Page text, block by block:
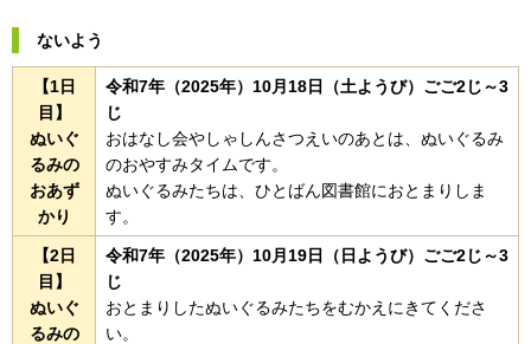
ないよう
【1日
目】
ぬいぐ
るみの
おあず
かり
令和7年（2025年）10月18日（土ようび）ごご2じ～3
じ
おはなし会やしゃしんさつえいのあとは、ぬいぐるみ
のおやすみタイムです。
ぬいぐるみたちは、ひとばん図書館におとまりしま
す。
【2日
目】
ぬいぐ
るみの
令和7年（2025年）10月19日（日ようび）ごご2じ～3
じ
おとまりしたぬいぐるみたちをむかえにきてくださ
い。